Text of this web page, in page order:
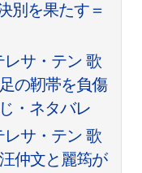
別を果たす＝
サ・テン 歌
の靭帯を負傷
・ネタバレ
サ・テン 歌
仲文と麗筠が